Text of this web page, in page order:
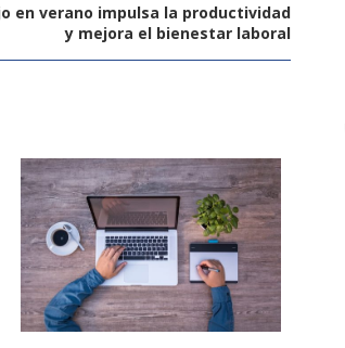
en verano impulsa la productividad
y mejora el bienestar laboral